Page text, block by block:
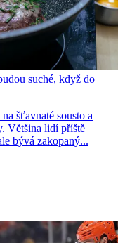
suché, když do
šťavnaté sousto a
Většina lidí příště
bývá zakopaný...